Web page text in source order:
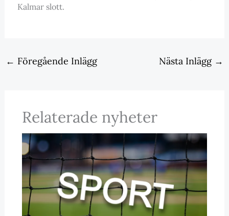
Kalmar slott.
← Föregående Inlägg Nästa Inlägg →
Relaterade nyheter